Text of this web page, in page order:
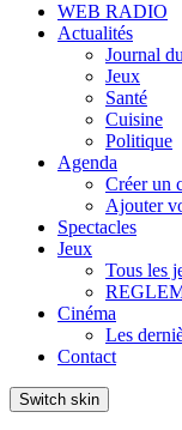
WEB RADIO
Actualités
Journal
Jeux
Santé
Cuisine
Politique
Agenda
Créer un
Ajouter
Spectacles
Jeux
Tous les
Cinéma
Les
Contact
Switch skin